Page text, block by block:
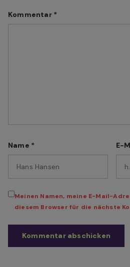
Kommentar *
Name * E-
Meinen Namen, meine E-Mail-
diesem Browser für die nächste